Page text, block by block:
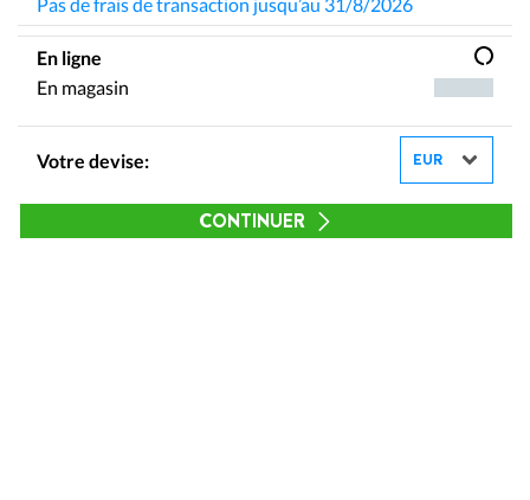
En ligne
En magasin
Votre devise:
CONTINUER